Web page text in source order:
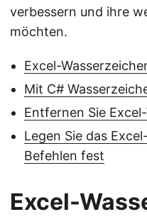
verbessern und ihre
möchten.
Excel-
Mit C#
Entfernen Sie
Legen Sie das
Befehlen fest
Excel-